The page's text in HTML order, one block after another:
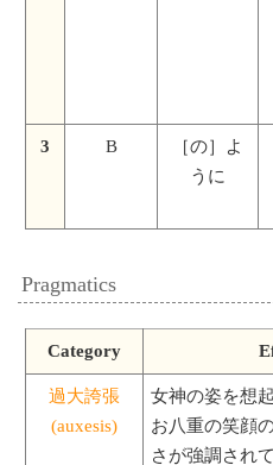
3 B
［の］よ
うに
Pragmatics
Category
過大誇張
(auxesis)
女神の姿を想
お八重の笑顔
さが強調され